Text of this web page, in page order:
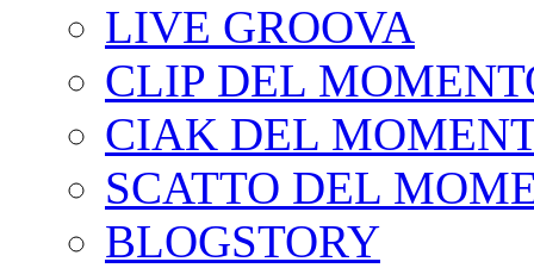
LIVE GROOVA
CLIP DEL
CIAK DEL
SCATTO DEL
BLOGSTORY